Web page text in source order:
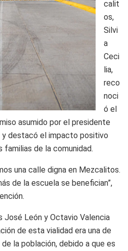
calit
os,
Silvi
a
Ceci
lia,
reco
noci
ó el
asumido por el presidente
y destacó el impacto positivo
familias de la comunidad.
una calle digna en Mezcalitos.
de la escuela se benefician”,
José León y Octavio Valencia
de esta vialidad era una de
la población, debido a que es